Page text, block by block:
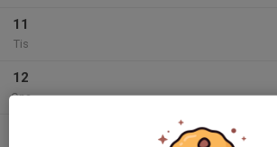
11
Tis
12
Ons